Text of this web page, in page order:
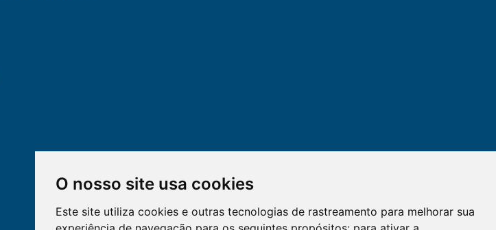
O nosso site usa cookies
Este site utiliza cookies e outras tecnologias de rastreamento para melhorar sua